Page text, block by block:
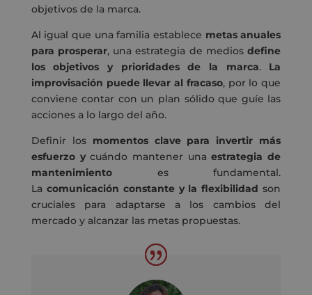
objetivos de la marca.
Al igual que una familia establece metas anuales
para prosperar, una estrategia de medios define
los objetivos y prioridades de la marca.
La
improvisación puede llevar al fracaso, por lo que
conviene contar con un plan sólido que guíe las
acciones a lo largo del año.
Definir los momentos clave para invertir más
esfuerzo y cuándo mantener una estrategia de
mantenimiento
es fundamental.
La comunicación constante y la flexibilidad son
cruciales para adaptarse a los cambios del
mercado y alcanzar las metas propuestas.